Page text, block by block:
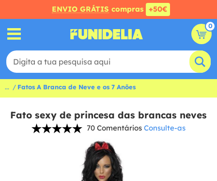
ENVIO GRÁTIS compras +50€
0
... Fatos A Branca de Neve e os 7 Anões
Fato sexy de princesa das brancas neves
70 Comentários Consulte-as